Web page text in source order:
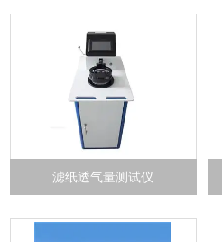
滤纸透气量测试仪